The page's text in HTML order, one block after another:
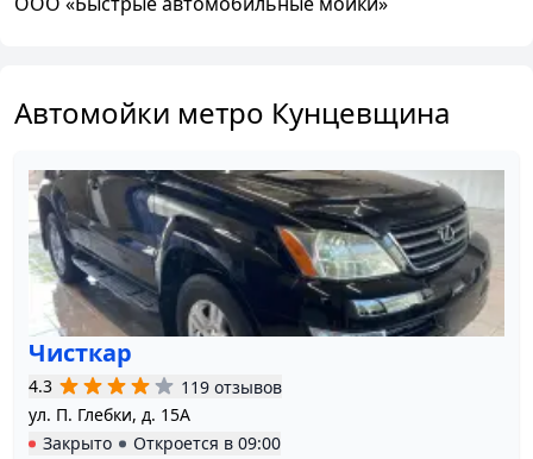
Автомойки метро Кунцевщина
Чисткар
4.3
119 отзывов
ул. П. Глебки, д. 15А
Закрыто
Откроется в 09:00